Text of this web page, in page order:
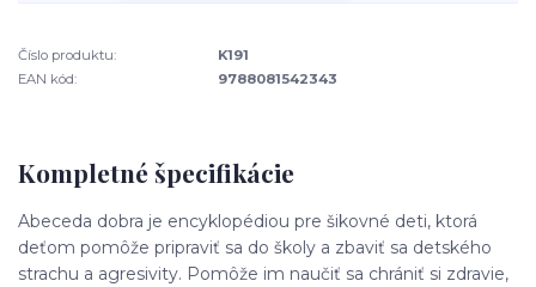
Číslo produktu:
K191
EAN kód:
9788081542343
Kompletné špecifikácie
Abeceda dobra je encyklopédiou pre šikovné deti, ktorá
deťom pomôže pripraviť sa do školy a zbaviť sa detského
strachu a agresivity. Pomôže im naučiť sa chrániť si zdravie,